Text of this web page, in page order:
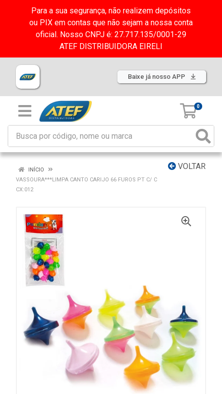
Para a sua segurança, não realizem depósitos
ou PIX em contas que não sejam a nossa conta
oficial. Nosso CNPJ é: 27.717.135/0001-29
ATEF DISTRIBUIDORA EIRELI
Baixe já nosso APP
0
VOLTAR
INÍCIO
VASSOURA***LIMPA CANTO CARIJO 66 FUROS PT C/ C
CX:012